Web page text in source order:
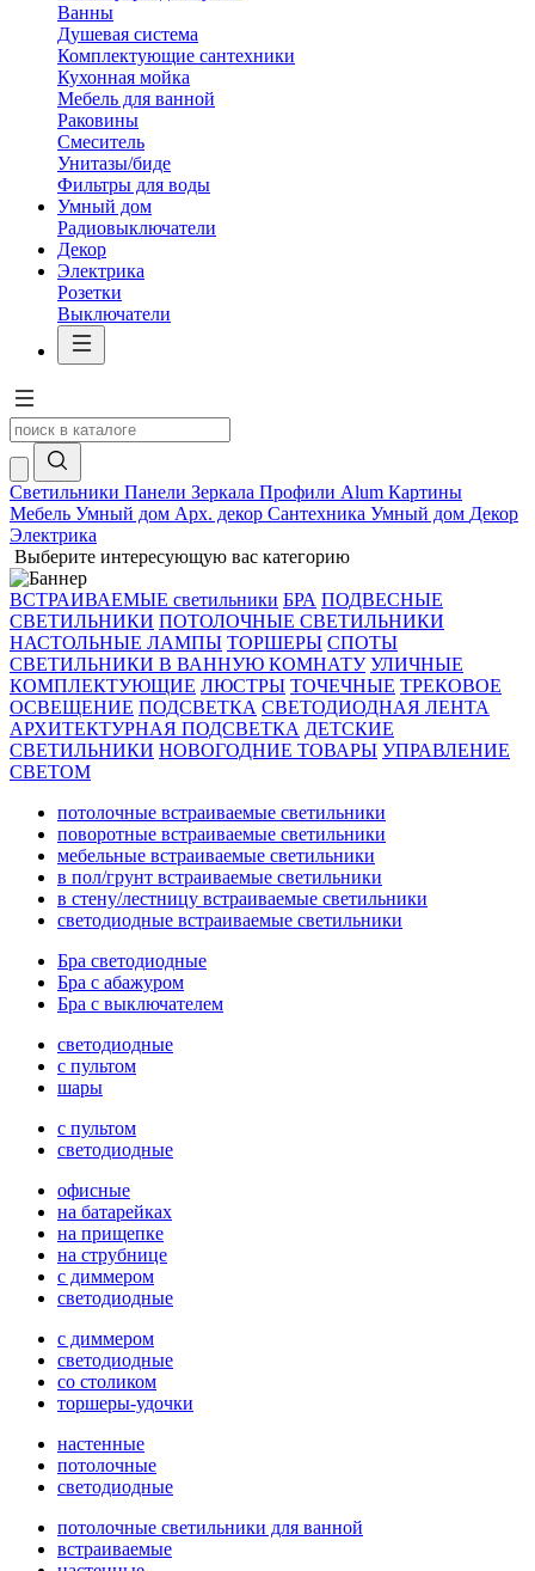
Ванны
Душевая система
Комплектующие сантехники
Кухонная мойка
Мебель для ванной
Раковины
Смеситель
Унитазы/биде
Фильтры для воды
Умный дом
Радиовыключатели
Декор
Электрика
Розетки
Выключатели
Светильники Панели Зеркала Профили Alum Картины
Мебель Умный дом Арх. декор Сантехника Умный дом Декор
Электрика
Выберите интересующую вас категорию
ВСТРАИВАЕМЫЕ светильники БРА ПОДВЕСНЫЕ
СВЕТИЛЬНИКИ ПОТОЛОЧНЫЕ СВЕТИЛЬНИКИ
НАСТОЛЬНЫЕ ЛАМПЫ ТОРШЕРЫ СПОТЫ
СВЕТИЛЬНИКИ В ВАННУЮ КОМНАТУ УЛИЧНЫЕ
КОМПЛЕКТУЮЩИЕ ЛЮСТРЫ ТОЧЕЧНЫЕ ТРЕКОВОЕ
ОСВЕЩЕНИЕ ПОДСВЕТКА СВЕТОДИОДНАЯ ЛЕНТА
АРХИТЕКТУРНАЯ ПОДСВЕТКА ДЕТСКИЕ
СВЕТИЛЬНИКИ НОВОГОДНИЕ ТОВАРЫ УПРАВЛЕНИЕ
СВЕТОМ
потолочные встраиваемые светильники
поворотные встраиваемые светильники
мебельные встраиваемые светильники
в пол/грунт встраиваемые светильники
в стену/лестницу встраиваемые светильники
светодиодные встраиваемые светильники
Бра светодиодные
Бра с абажуром
Бра с выключателем
светодиодные
с пультом
шары
с пультом
светодиодные
офисные
на батарейках
на прищепке
на струбнице
с диммером
светодиодные
с диммером
светодиодные
со столиком
торшеры-удочки
настенные
потолочные
светодиодные
потолочные светильники для ванной
встраиваемые